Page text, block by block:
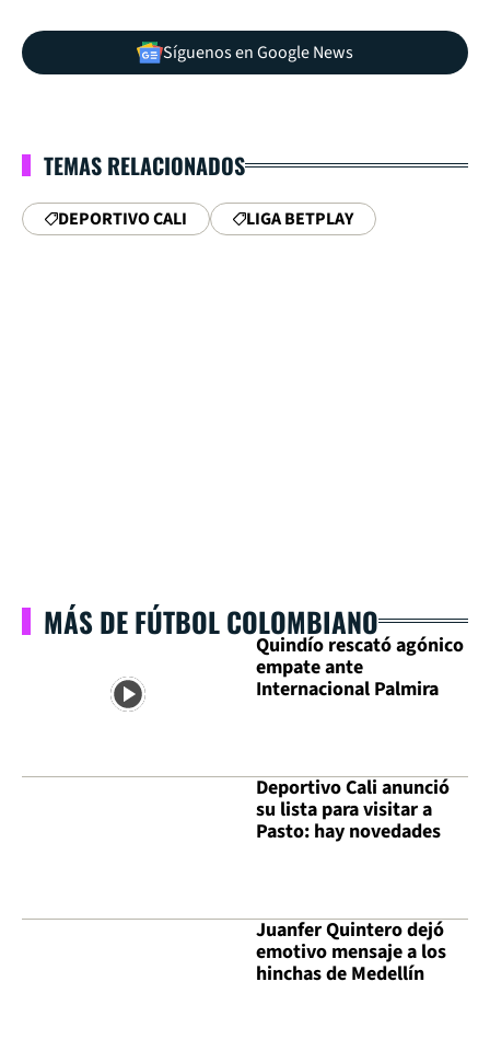
Síguenos en Google News
TEMAS RELACIONADOS
DEPORTIVO CALI LIGA BETPLAY
MÁS DE FÚTBOL COLOMBIANO
Quindío rescató agónico
empate ante
Internacional Palmira
Deportivo Cali anunció
su lista para visitar a
Pasto: hay novedades
Juanfer Quintero dejó
emotivo mensaje a los
hinchas de Medellín